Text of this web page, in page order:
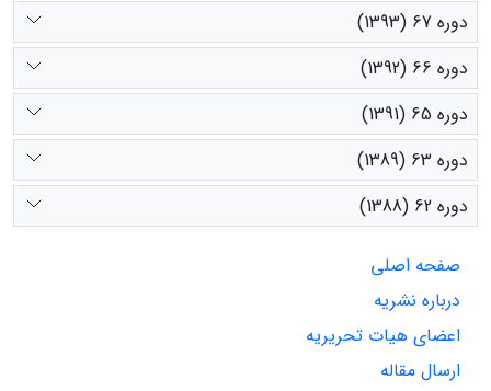
دوره 67 (1393)
دوره 66 (1392)
دوره 65 (1391)
دوره 63 (1389)
دوره 62 (1388)
صفحه اصلی
درباره نشریه
اعضای هیات تحریریه
ارسال مقاله